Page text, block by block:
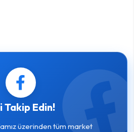
Takip Edin!
üzerinden tüm market